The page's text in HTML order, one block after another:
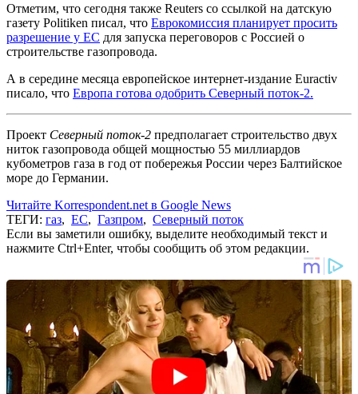
Отметим, что сегодня также Reuters со ссылкой на датскую
газету Politiken писал, что Еврокомиссия планирует просить
разрешение у ЕС для запуска переговоров с Россией о
строительстве газопровода.
А в середине месяца европейское интернет-издание Euractiv
писало, что Европа готова одобрить Северный поток-2.
Проект Северный поток-2 предполагает строительство двух
ниток газопровода общей мощностью 55 миллиардов
кубометров газа в год от побережья России через Балтийское
море до Германии.
Читайте Korrespondent.net в Google News
ТЕГИ: газ, ЕС, Газпром, Северный поток
Если вы заметили ошибку, выделите необходимый текст и
нажмите Ctrl+Enter, чтобы сообщить об этом редакции.